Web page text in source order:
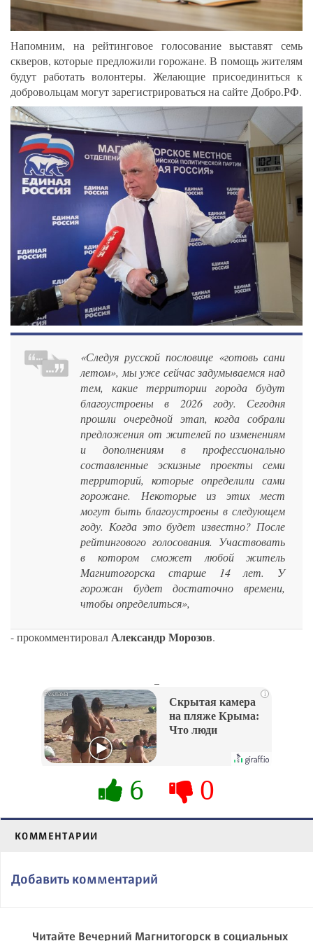
Напомним, на рейтинговое голосование выставят семь
скверов, которые предложили горожане. В помощь жителям
будут работать волонтеры. Желающие присоединиться к
добровольцам могут зарегистрироваться на сайте Добро.РФ.
«Следуя русской пословице «готовь сани
летом», мы уже сейчас задумываемся над
тем, какие территории города будут
благоустроены в 2026 году. Сегодня
прошли очередной этап, когда собрали
предложения от жителей по изменениям
и дополнениям в профессионально
составленные эскизные проекты семи
территорий, которые определили сами
горожане. Некоторые из этих мест
могут быть благоустроены в следующем
году. Когда это будет известно? После
рейтингового голосования. Участвовать
в котором сможет любой житель
Магнитогорска старше 14 лет. У
горожан будет достаточно времени,
чтобы определиться»,
- прокомментировалАлександр Морозов.
i
Скрытая камера
на пляже Крыма:
Что люди
их не видят...
6 0
КОММЕНТАРИИ
Добавить комментарий
Читайте Вечерний Магнитогорск в социальных